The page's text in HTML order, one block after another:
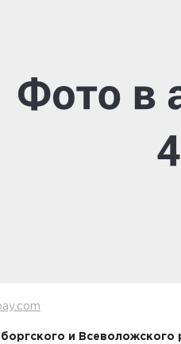
и Всеволожского